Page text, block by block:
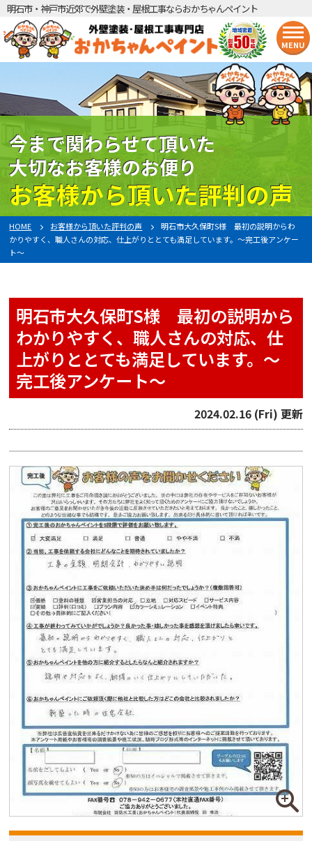
明石市・神戸市近郊で外壁塗装・屋根工事ならおかちゃんペイント
MENU
今まで関わらせて頂いた
大切なお客様のお便り
お客様から頂いた評判の声
HOME お客様から頂いた評判の声
明石市大久保町S様 最初の説明からわ
かりやすく、職人さんの対応、仕上がりととても満足しています。〜完工後アンケー
ト〜
明石市大久保町S様 最初の説明から
わかりやすく、職人さんの対応、仕
上がりととても満足しています。〜
完工後アンケート〜
2024.02.16 (Fri) 更新